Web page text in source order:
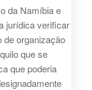
da Namíbia e
jurídica verificar
de organização
que se
que poderia